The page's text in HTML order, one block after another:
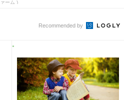
ーム )
Recommended by